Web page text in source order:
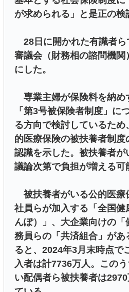
が求められる」と是正の検
28日に開かれた有識者ら
審議会（財務相の諮問機
にした。
専業主婦が保険料を納め
「第3号被保険者制度」に
る方向で検討しているた
的医療保険の被扶養者制
認識を示した。被扶養者
議論次第で負担が増える可
被扶養者がいる公的医療
社員らが加入する「全国
んぽ）」、大企業向けの
務員らの「共済組合」があ
ると、2024年3月末時点で
入者は計7736万人。この
い配偶者ら被扶養者は